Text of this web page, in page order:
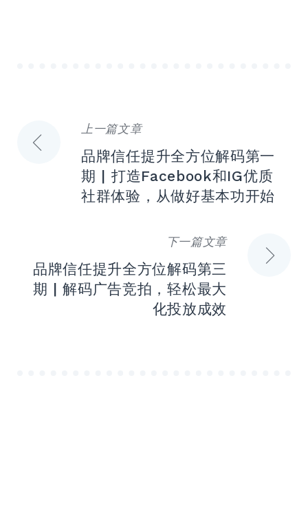
文
上一篇文章
品牌信任提升全方位解码第一
期 | 打造Facebook和IG优质
社群体验，从做好基本功开始
下一篇文章
品牌信任提升全方位解码第三
期 | 解码广告竞拍，轻松最大
化投放成效